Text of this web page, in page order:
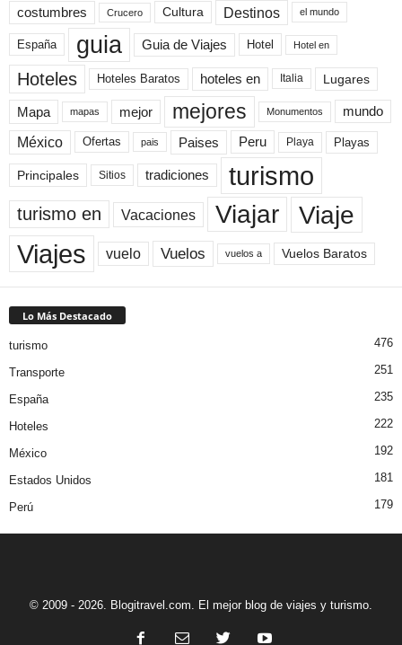
costumbres Crucero Cultura Destinos el mundo
España guia Guia de Viajes Hotel Hotel en
Hoteles Hoteles Baratos hoteles en Italia Lugares
Mapa mapas mejor mejores Monumentos mundo
México Ofertas pais Paises Peru Playa Playas
Principales Sitios tradiciones turismo
turismo en Vacaciones Viajar Viaje
Viajes vuelo Vuelos vuelos a Vuelos Baratos
Lo Más Destacado
turismo 476
Transporte 251
España 235
Hoteles 222
México 192
Estados Unidos 181
Perú 179
© 2009 - 2026. Blogitravel.com. El mejor blog de viajes y turismo.